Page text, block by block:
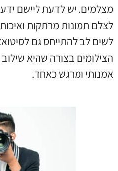
מצלמים. יש לדעת ליישם
לצלם תמונות מרתקות
לשים לב להתייחס גם
הצילומים בצורה שהיא שילוב
אמנותי ומרגש כאחד.